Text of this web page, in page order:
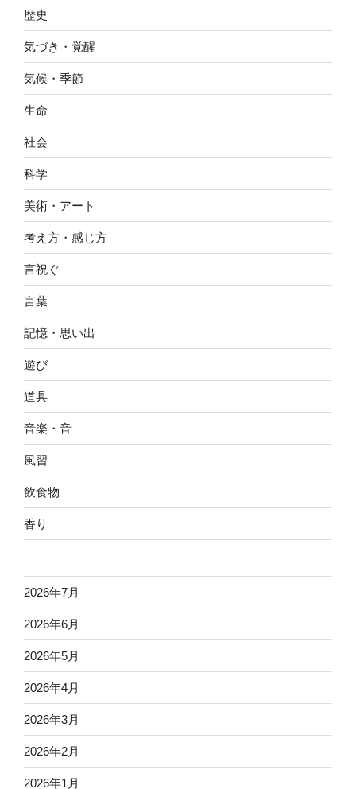
歴史
気づき・覚醒
気候・季節
生命
社会
科学
美術・アート
考え方・感じ方
言祝ぐ
言葉
記憶・思い出
遊び
道具
音楽・音
風習
飲食物
香り
2026年7月
2026年6月
2026年5月
2026年4月
2026年3月
2026年2月
2026年1月